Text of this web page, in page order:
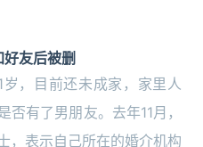
友后被删
，目前还未成家，家里人
有了男朋友。去年11月，
，表示自己所在的婚介机构